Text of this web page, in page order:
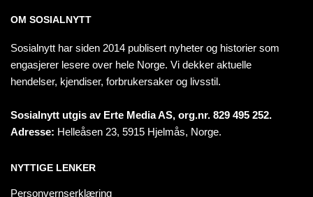
OM SOSIALNYTT
Sosialnytt har siden 2014 publisert nyheter og historier som
engasjerer lesere over hele Norge. Vi dekker aktuelle
hendelser, kjendiser, forbrukersaker og livsstil.
Sosialnytt utgis av Erte Media AS, org.nr. 829 495 252.
Adresse: Helleåsen 23, 5915 Hjelmås, Norge.
NYTTIGE LENKER
Personvernserklæring